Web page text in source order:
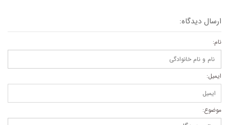
ارسال دیدگاه:
نام:
ایمیل:
موضوع: